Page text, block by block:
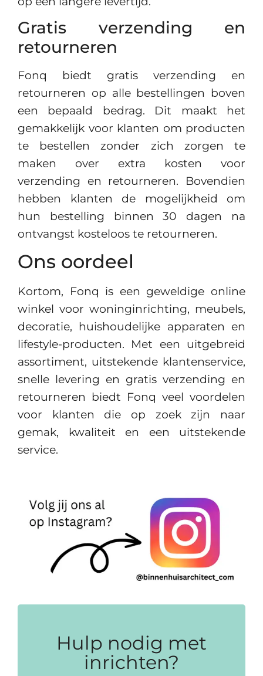
Gratis verzending en
retourneren
Fonq biedt gratis verzending en
retourneren op alle bestellingen boven
een bepaald bedrag. Dit maakt het
gemakkelijk voor klanten om producten
te bestellen zonder zich zorgen te
maken over extra kosten voor
verzending en retourneren. Bovendien
hebben klanten de mogelijkheid om
hun bestelling binnen 30 dagen na
ontvangst kosteloos te retourneren.
Ons oordeel
Kortom, Fonq is een geweldige online
winkel voor woninginrichting, meubels,
decoratie, huishoudelijke apparaten en
lifestyle-producten. Met een uitgebreid
assortiment, uitstekende klantenservice,
snelle levering en gratis verzending en
retourneren biedt Fonq veel voordelen
voor klanten die op zoek zijn naar
gemak, kwaliteit en een uitstekende
service.
Hulp nodig met
inrichten?